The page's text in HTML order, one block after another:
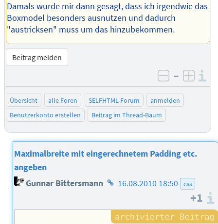
Damals wurde mir dann gesagt, dass ich irgendwie das
Boxmodel besonders ausnutzen und dadurch
"austricksen" muss um das hinzubekommen.
Beitrag melden
negativ
–
Übersicht alle Foren SELFHTML-Forum
anmelden
Benutzerkonto erstellen
Beitrag im Thread-Baum
Maximalbreite mit eingerechnetem Padding etc.
angeben
Gunnar Bittersmann Homepage
Autors
16.08.2010 18:50 css
+1